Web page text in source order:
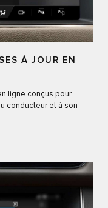
À JOUR EN
ligne conçus pour
conducteur et à son